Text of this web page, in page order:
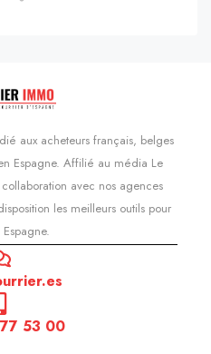
aux acheteurs français, belges
Espagne. Affilié au média Le
avec nos agences
les meilleurs outils pour
53 00